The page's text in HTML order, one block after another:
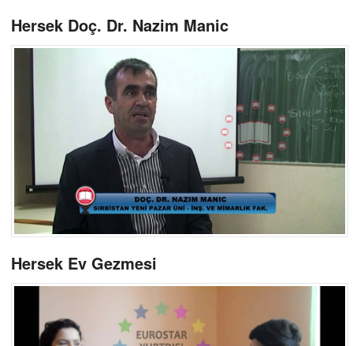
Hersek Doç. Dr. Nazim Manic
Hersek Ev Gezmesi